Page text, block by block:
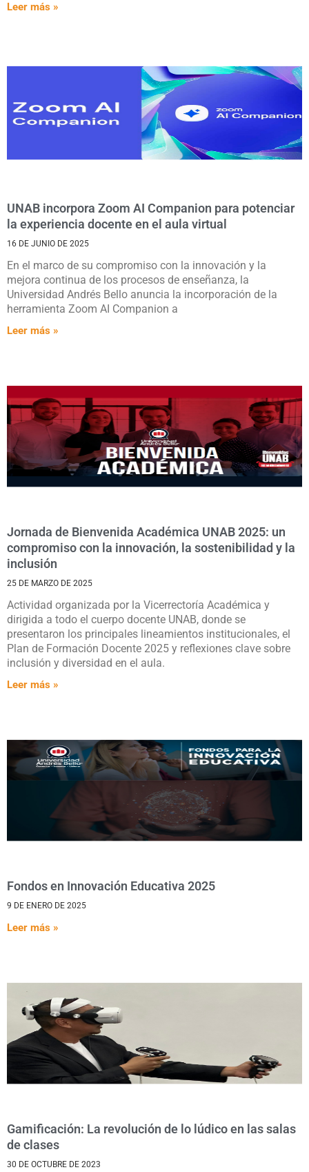
Leer más »
UNAB incorpora Zoom AI Companion para potenciar
la experiencia docente en el aula virtual
16 DE JUNIO DE 2025
En el marco de su compromiso con la innovación y la
mejora continua de los procesos de enseñanza, la
Universidad Andrés Bello anuncia la incorporación de la
herramienta Zoom AI Companion a
Leer más »
Jornada de Bienvenida Académica UNAB 2025: un
compromiso con la innovación, la sostenibilidad y la
inclusión
25 DE MARZO DE 2025
Actividad organizada por la Vicerrectoría Académica y
dirigida a todo el cuerpo docente UNAB, donde se
presentaron los principales lineamientos institucionales, el
Plan de Formación Docente 2025 y reflexiones clave sobre
inclusión y diversidad en el aula.
Leer más »
Fondos en Innovación Educativa 2025
9 DE ENERO DE 2025
Leer más »
Gamificación: La revolución de lo lúdico en las salas
de clases
30 DE OCTUBRE DE 2023